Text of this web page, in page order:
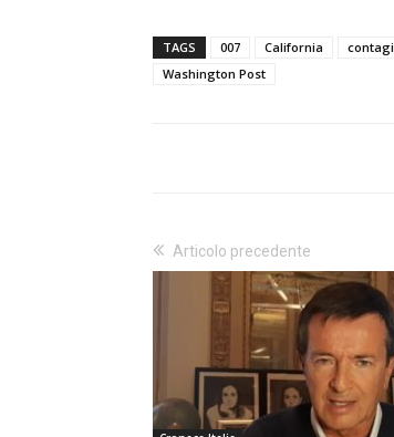
TAGS 007 California
Washington Post
Articolo precedente